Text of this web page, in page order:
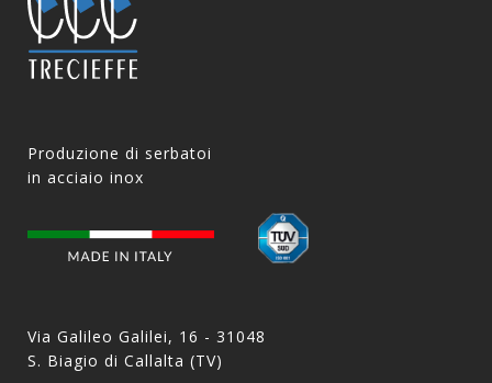
Produzione di serbatoi
in acciaio inox
Via Galileo Galilei, 16 - 31048
S. Biagio di Callalta (TV)